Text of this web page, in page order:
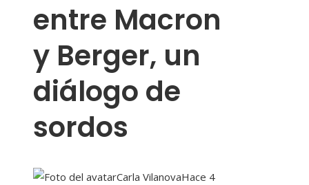
entre Macron
y Berger, un
diálogo de
sordos
Carla VilanovaHace 4